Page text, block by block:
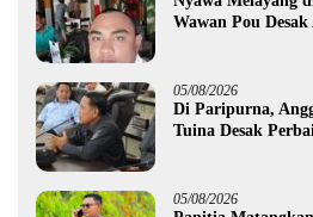
Wawan Pou
05/08/2026
Di Paripurna,
Tuina Desak
05/08/2026